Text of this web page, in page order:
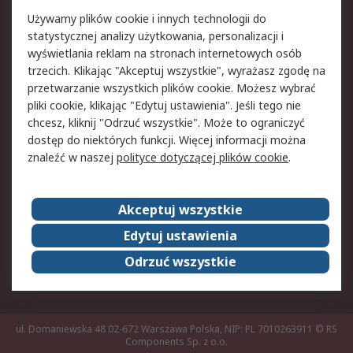
Aspekty prawne
Bezpieczeństwo e-
maila
Polityka dotycząca
plików cookie
Polityka prywatności
Użytkowanie witryny
Zastrzeżenia prawne
Warunki Sprzedaży
Kontakt
O firmie RS
RS na świecie
Kariera
Nagrody dla RS
ESG
ul. Domaniewska 48 02-672 Warszawa Polska, NIP: PL 7010263911 © RS
Components Sp. z o.o.
Używamy plików cookie i innych technologii do
statystycznej analizy użytkowania, personalizacji i
wyświetlania reklam na stronach internetowych osób
trzecich. Klikając "Akceptuj wszystkie", wyrażasz zgodę na
przetwarzanie wszystkich plików cookie. Możesz wybrać
pliki cookie, klikając "Edytuj ustawienia". Jeśli tego nie
chcesz, kliknij "Odrzuć wszystkie". Może to ograniczyć
dostęp do niektórych funkcji. Więcej informacji można
znaleźć w naszej polityce dotyczącej plików cookie.
Akceptuj wszystkie
Edytuj ustawienia
Odrzuć wszystkie